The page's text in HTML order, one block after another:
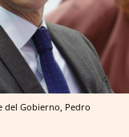
del Gobierno, Pedro